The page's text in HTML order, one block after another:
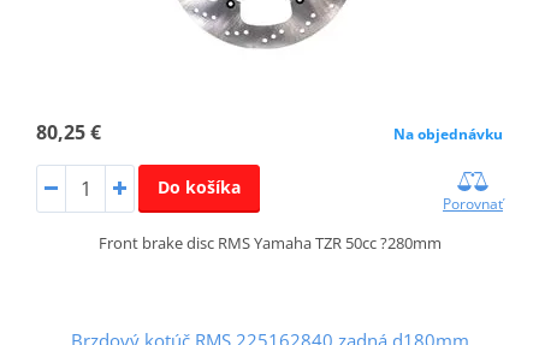
80,25 € Na objednávku
Do košíka
Porovnať
Front brake disc RMS Yamaha TZR 50cc ?280mm